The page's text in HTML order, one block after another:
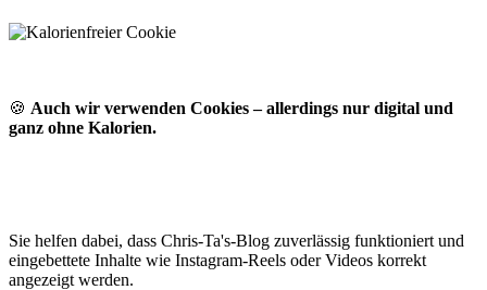
🍪 Auch wir verwenden Cookies – allerdings nur digital und
ganz ohne Kalorien.
Sie helfen dabei, dass Chris-Ta's-Blog zuverlässig funktioniert und
eingebettete Inhalte wie Instagram-Reels oder Videos korrekt
angezeigt werden.